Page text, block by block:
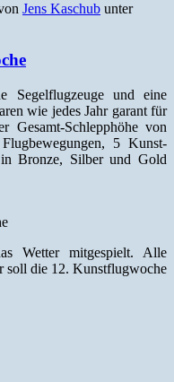
Jens Kaschub unter
Segelflugzeuge und eine
wie jedes Jahr garant für
Gesamt-Schlep­phöhe von
5 Kun­st­
in Bronze, Sil­ber und Gold
Wet­ter mit­ge­spielt. Alle
soll die 12. Kun­st­flug­woche